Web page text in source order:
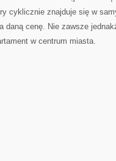
cyklicznie znajduje się w
daną cenę. Nie zawsze
w centrum miasta.